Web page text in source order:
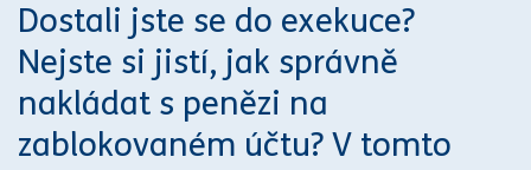
Dostali jste se do exekuce?
Nejste si jistí, jak správně
nakládat s penězi na
zablokovaném účtu? V tomto